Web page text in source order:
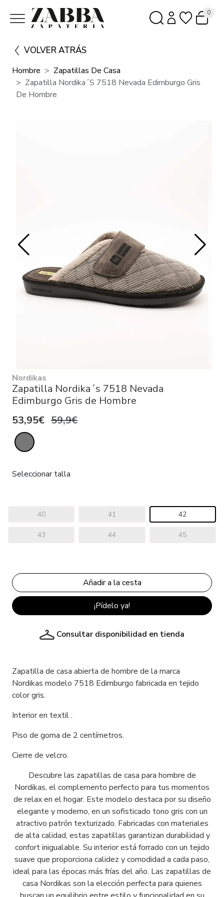
0
VOLVER ATRÁS
Hombre
Zapatillas De Casa
Zapatilla Nordika´s 7518 Nevada Edimburgo Gris
De Hombre
Nordikas
Zapatilla Nordika´s 7518 Nevada
Edimburgo Gris de Hombre
53,95€ 59,9€
Seleccionar talla
40 41 42
43 44 45
¡Pídelo ya!
Consultar disponibilidad en tienda
Zapatilla de casa abierta de hombre de la marca
Nordikas modelo 7518 Edimburgo fabricada en tejido
color gris.
Interior en textil .
Piso de goma de 2 centímetros.
Cierre de velcro.
Descubre las zapatillas de casa para hombre de
Nordikas, el complemento perfecto para tus momentos
de relax en el hogar. Este modelo destaca por su diseño
elegante y moderno, en un sofisticado tono gris con un
atractivo patrón texturizado. Fabricadas con materiales
de alta calidad, estas zapatillas garantizan durabilidad y
confort inigualable. Su interior está forrado con un tejido
suave que proporciona calidez y comodidad a cada paso,
ideal para las épocas más frías del año. Las zapatillas de
casa Nordikas son la elección perfecta para quienes